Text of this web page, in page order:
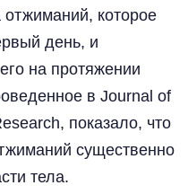
отжиманий, которое
день, и
на протяжении
в Journal of
показало, что
существенно
тела.